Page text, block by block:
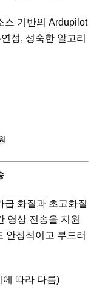
스 기반의 Ardupilot
성, 성숙한 알고리
급 화질과 초고화질
영상 전송을 지원
안정적이고 부드러
에 따라 다름)